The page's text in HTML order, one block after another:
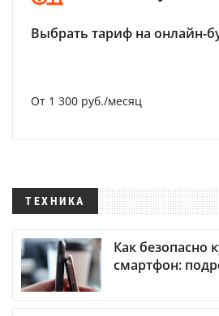
Выбрать тариф на онлайн-
От 1 300 руб./месяц
ТЕХНИКА
Как безопасно
смартфон: